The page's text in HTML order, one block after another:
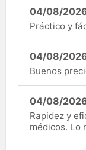
04/08/
Práctico y
04/08/
Buenos
04/08/
Rapidez y
médicos. Lo